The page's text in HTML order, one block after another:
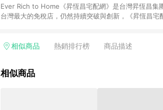
Ever Rich to Home《昇恆昌宅配網》是台灣昇恆昌集
台灣最大的免稅店，仍然持續突破與創新，《昇恆昌
相似商品 熱銷排行榜 商品描述
相似商品